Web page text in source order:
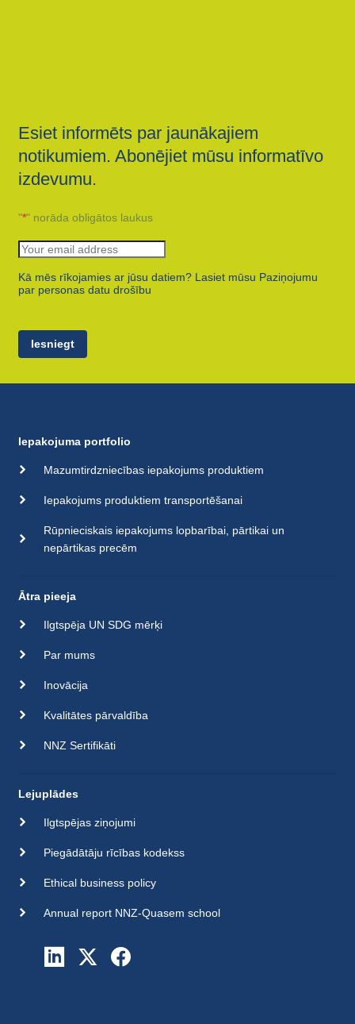
Esiet informēts par jaunākajiem
notikumiem. Abonējiet mūsu informatīvo
izdevumu.
"*" norāda obligātos laukus
Kā mēs rīkojamies ar jūsu datiem? Lasiet mūsu Paziņojumu
par personas datu drošību
Iesniegt
Iepakojuma portfolio
Mazumtirdzniecības iepakojums produktiem
Iepakojums produktiem transportēšanai
Rūpnieciskais iepakojums lopbarībai, pārtikai un
nepārtikas precēm
Ātra pieeja
Ilgtspēja UN SDG mērķi
Par mums
Inovācija
Kvalitātes pārvaldība
NNZ Sertifikāti
Lejuplādes
Ilgtspējas ziņojumi
Piegādātāju rīcības kodekss
Ethical business policy
Annual report NNZ-Quasem school